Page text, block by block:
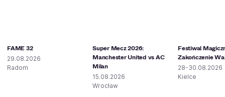
FAME 32
29.08.2026
Radom
Super Mecz 2026:
Manchester United vs AC
Milan
15.08.2026
Wrocław
Festiwal
Zakończenie
28-30.08.2026
Kielce